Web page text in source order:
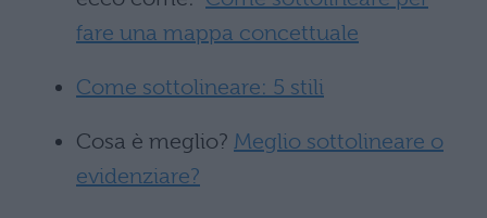
fare una mappa concettuale
Come sottolineare: 5 stili
Cosa è meglio? Meglio sottolineare o
evidenziare?